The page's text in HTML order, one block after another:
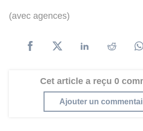
(avec agences)
Cet article a reçu 0
Ajouter un